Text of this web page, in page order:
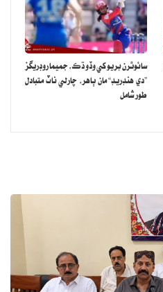
سائوٿرن بريو کي وڏو ڌڪ، جميما روڊريگز
”دي هنڊريڊ“ مان ٻاهر، چارلي ناٽ متبادل
طور شامل